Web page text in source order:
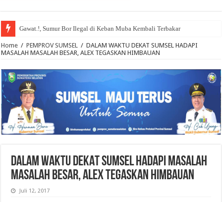
Gawat.!, Sumur Bor Ilegal di Keban Muba Kembali Terbakar
Mantap, Kejari Musi Rawas Berhasil Pulihkan Keuangan Negara Senilai
Home / PEMPROV SUMSEL / DALAM WAKTU DEKAT SUMSEL HADAPI
MASALAH MASALAH BESAR, ALEX TEGASKAN HIMBAUAN
DALAM WAKTU DEKAT SUMSEL HADAPI MASALAH
MASALAH BESAR, ALEX TEGASKAN HIMBAUAN
Juli 12, 2017